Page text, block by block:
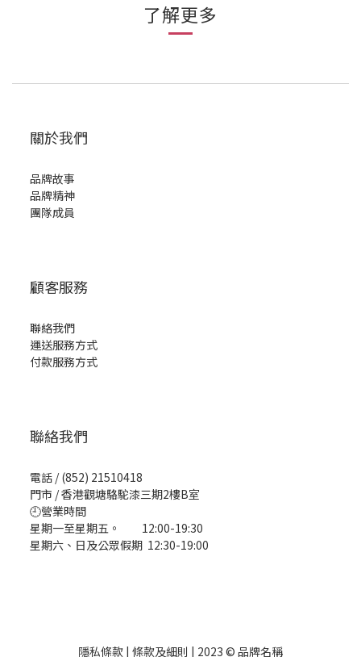
了解更多
關於我們
品牌故事
品牌精神
團隊成員
顧客服務
聯絡我們
運送服務方式
付款服務方式
聯絡我們
電話 / (852) 21510418
門市 / 香港觀塘駱駝漆三期2樓B室
🕘營業時間
星期一至星期五。 12:00-19:30
星期六、日及公眾假期 12:30-19:00
隱私條款 | 條款及細則 | 2023 © 品牌名稱